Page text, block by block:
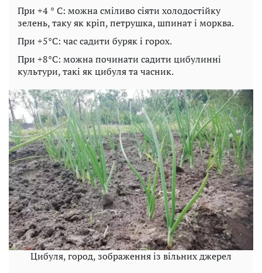
При +4 ° C: можна сміливо сіяти холодостійку
зелень, таку як кріп, петрушка, шпинат і морква.
При +5°C: час садити буряк і горох.
При +8°C: можна починати садити цибулинні
культури, такі як цибуля та часник.
Цибуля, город, зображення із вільних джерел